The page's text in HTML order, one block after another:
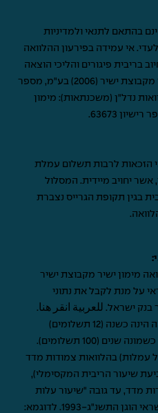
בהתאם לתנאי ולמדיניות
אי עמידה בפירעון ההלוואה
בריבית פיגורים והליכי הוצאה
לפועל. הגורם המממן: מימון ישיר מקבוצת ישיר (2006) בע"מ, מספר
בהלוואות נדל"ן (משכנתאות): מימון
63673.
הזכאות לרבות תשלום עמלת
יחויב מיידית. המסלול
בגין תקופת הגרייס נצברת
מימון ישיר מקבוצת ישיר
על מנת לקבל את נתוני
בנק ישראל. للعربية انقر هنا .
התקופה המינימלית להחזר הלוואה הינה כשנה (12 תשלומים)
והמקסימלית להחזר הלוואה הינה כשמונה שנים (100 תשלומים).
עמלות) בהלוואות צמודות מדד
(קביעת שיעור הריבית המקסימלי),
צמודות מדד, עד גובה "שיעור עלות
האשראי המרבי" בהתאם לחוק אשראי הוגן התשנ"ג-1993. לדוגמא: